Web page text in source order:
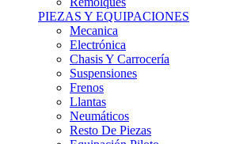
Mecanica
Electrónica
Chasis Y Carrocería
Suspensiones
Frenos
Llantas
Neumáticos
Resto De Piezas
Equipación Piloto
ANUNCIOS DE COMPRA